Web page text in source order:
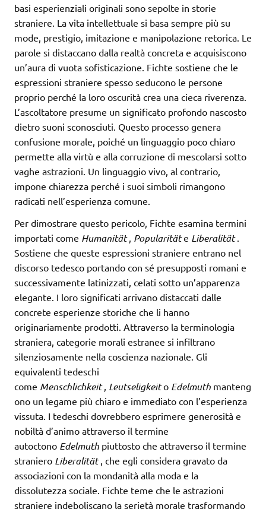
basi esperienziali originali sono sepolte in storie
straniere. La vita intellettuale si basa sempre più su
mode, prestigio, imitazione e manipolazione retorica. Le
parole si distaccano dalla realtà concreta e acquisiscono
un’aura di vuota sofisticazione. Fichte sostiene che le
espressioni straniere spesso seducono le persone
proprio perché la loro oscurità crea una cieca riverenza.
L’ascoltatore presume un significato profondo nascosto
dietro suoni sconosciuti. Questo processo genera
confusione morale, poiché un linguaggio poco chiaro
permette alla virtù e alla corruzione di mescolarsi sotto
vaghe astrazioni. Un linguaggio vivo, al contrario,
impone chiarezza perché i suoi simboli rimangono
radicati nell’esperienza comune.
Per dimostrare questo pericolo, Fichte esamina termini
importati come Humanität, Popularitäte Liberalität.
Sostiene che queste espressioni straniere entrano nel
discorso tedesco portando con sé presupposti romani e
successivamente latinizzati, celati sotto un’apparenza
elegante. I loro significati arrivano distaccati dalle
concrete esperienze storiche che li hanno
originariamente prodotti. Attraverso la terminologia
straniera, categorie morali estranee si infiltrano
silenziosamente nella coscienza nazionale. Gli
equivalenti tedeschi
come Menschlichkeit, Leutseligkeito Edelmuth manteng
ono un legame più chiaro e immediato con l’esperienza
vissuta. I tedeschi dovrebbero esprimere generosità e
nobiltà d’animo attraverso il termine
autoctono Edelmuth piuttosto che attraverso il termine
straniero Liberalität, che egli considera gravato da
associazioni con la mondanità alla moda e la
dissolutezza sociale. Fichte teme che le astrazioni
straniere indeboliscano la serietà morale trasformando